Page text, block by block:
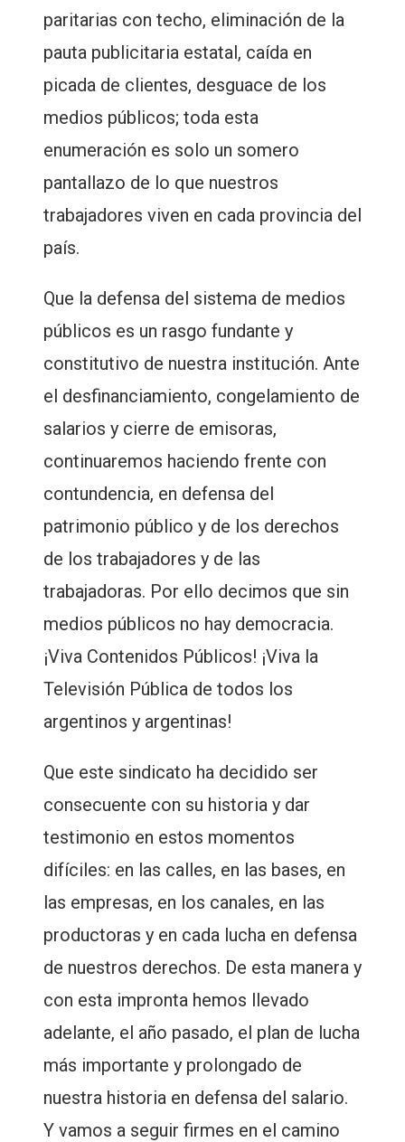
paritarias con techo, eliminación de la
pauta publicitaria estatal, caída en
picada de clientes, desguace de los
medios públicos; toda esta
enumeración es solo un somero
pantallazo de lo que nuestros
trabajadores viven en cada provincia del
país.
Que la defensa del sistema de medios
públicos es un rasgo fundante y
constitutivo de nuestra institución. Ante
el desfinanciamiento, congelamiento de
salarios y cierre de emisoras,
continuaremos haciendo frente con
contundencia, en defensa del
patrimonio público y de los derechos
de los trabajadores y de las
trabajadoras. Por ello decimos que sin
medios públicos no hay democracia.
¡Viva Contenidos Públicos! ¡Viva la
Televisión Pública de todos los
argentinos y argentinas!
Que este sindicato ha decidido ser
consecuente con su historia y dar
testimonio en estos momentos
difíciles: en las calles, en las bases, en
las empresas, en los canales, en las
productoras y en cada lucha en defensa
de nuestros derechos. De esta manera y
con esta impronta hemos llevado
adelante, el año pasado, el plan de lucha
más importante y prolongado de
nuestra historia en defensa del salario.
Y vamos a seguir firmes en el camino